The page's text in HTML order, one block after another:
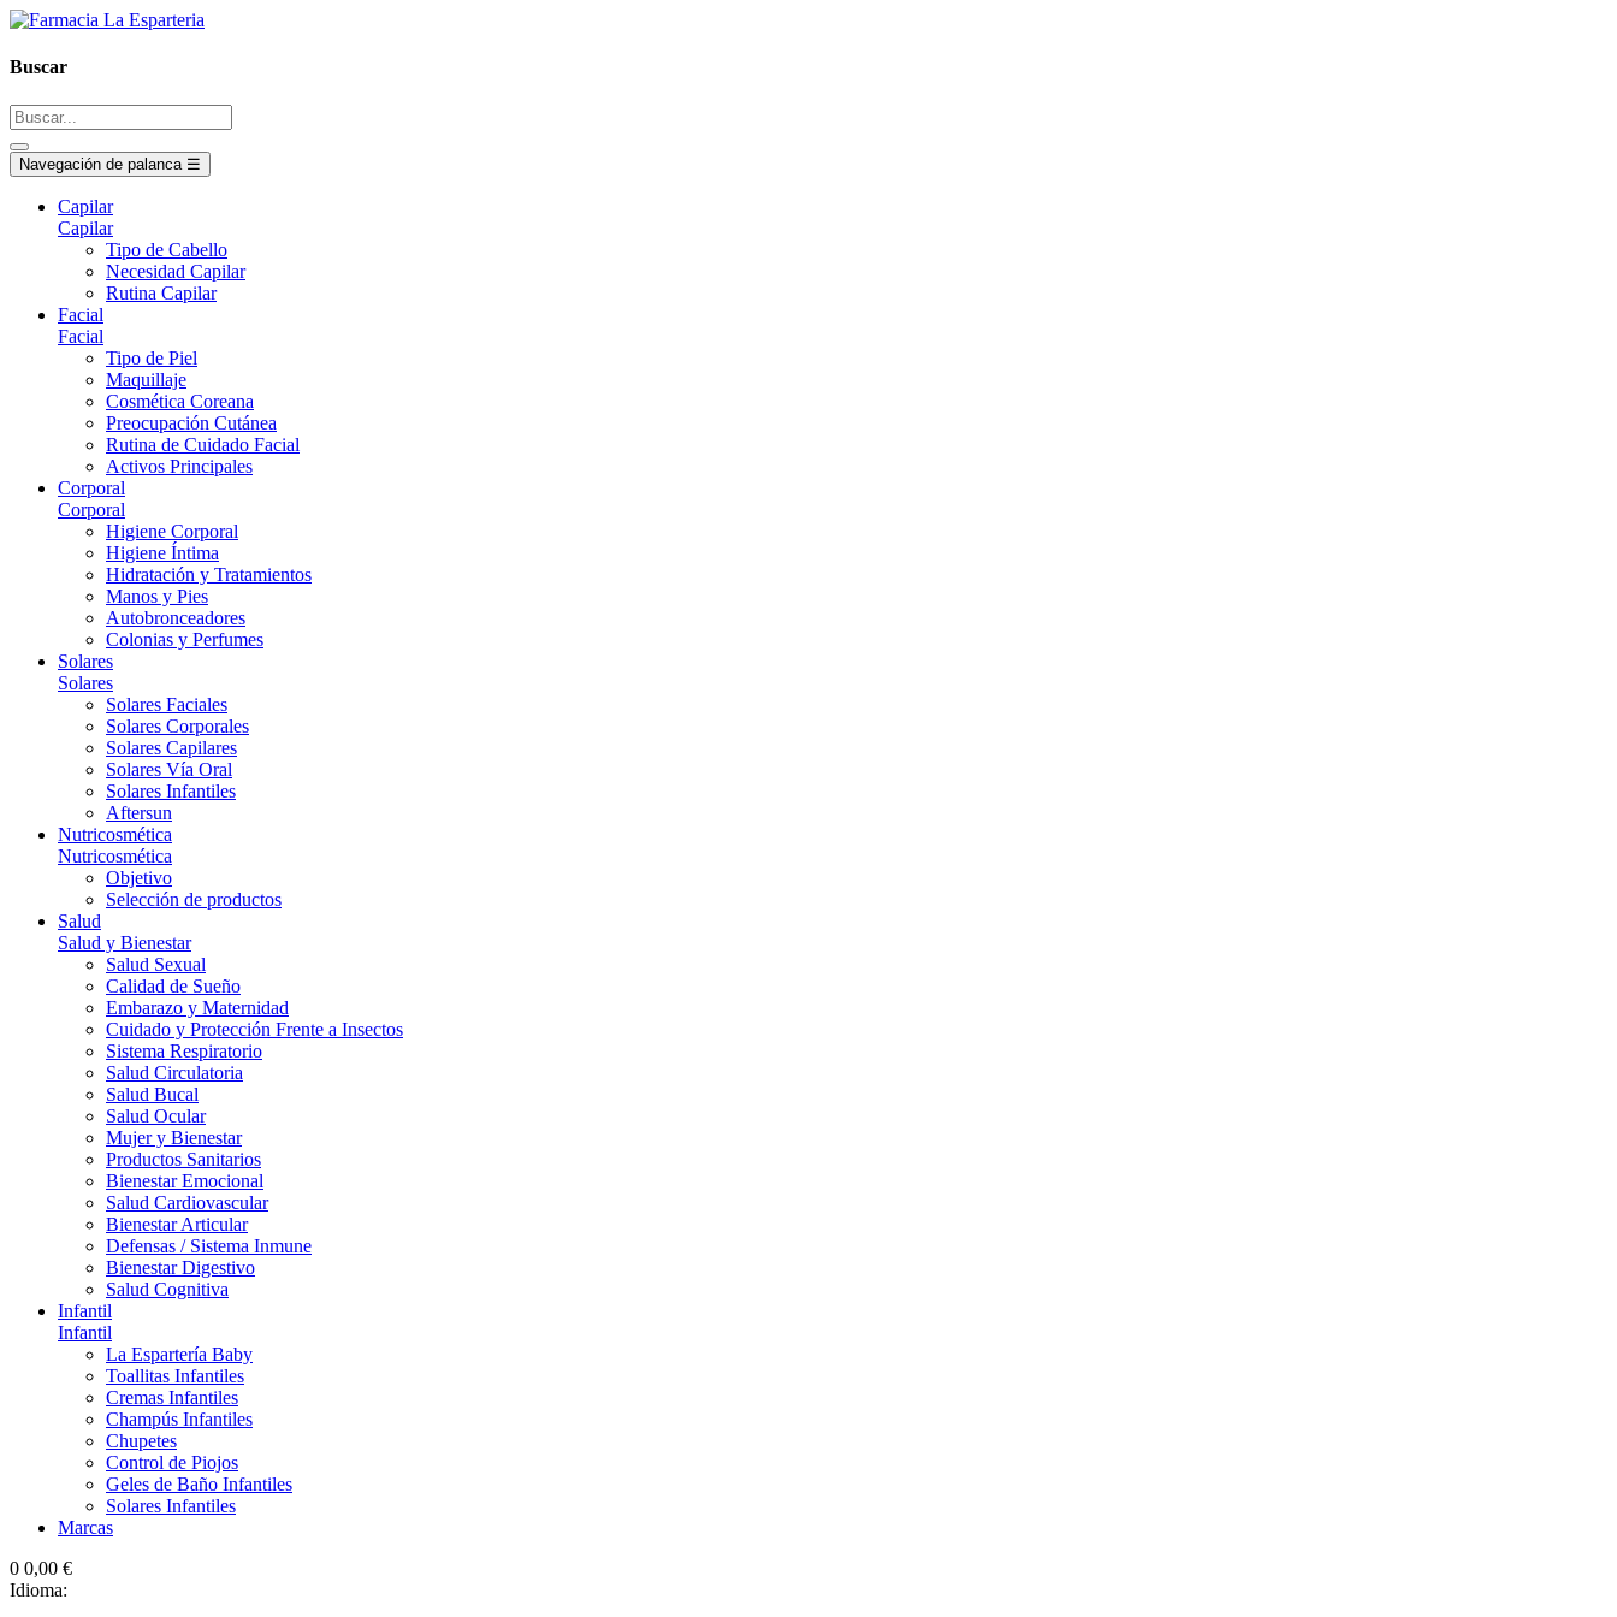
Buscar
Navegación de palanca ☰
Capilar
Capilar
Tipo de Cabello
Necesidad Capilar
Rutina Capilar
Facial
Facial
Tipo de Piel
Maquillaje
Cosmética Coreana
Preocupación Cutánea
Rutina de Cuidado Facial
Activos Principales
Corporal
Corporal
Higiene Corporal
Higiene Íntima
Hidratación y Tratamientos
Manos y Pies
Autobronceadores
Colonias y Perfumes
Solares
Solares
Solares Faciales
Solares Corporales
Solares Capilares
Solares Vía Oral
Solares Infantiles
Aftersun
Nutricosmética
Nutricosmética
Objetivo
Selección de productos
Salud
Salud y Bienestar
Salud Sexual
Calidad de Sueño
Embarazo y Maternidad
Cuidado y Protección Frente a Insectos
Sistema Respiratorio
Salud Circulatoria
Salud Bucal
Salud Ocular
Mujer y Bienestar
Productos Sanitarios
Bienestar Emocional
Salud Cardiovascular
Bienestar Articular
Defensas / Sistema Inmune
Bienestar Digestivo
Salud Cognitiva
Infantil
Infantil
La Espartería Baby
Toallitas Infantiles
Cremas Infantiles
Champús Infantiles
Chupetes
Control de Piojos
Geles de Baño Infantiles
Solares Infantiles
Marcas
0 0,00 €
Idioma: